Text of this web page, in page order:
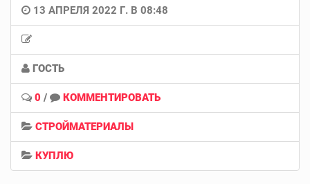
13 АПРЕЛЯ 2022 Г. В 08:48
ГОСТЬ
0 / КОММЕНТИРОВАТЬ
СТРОЙМАТЕРИАЛЫ
КУПЛЮ